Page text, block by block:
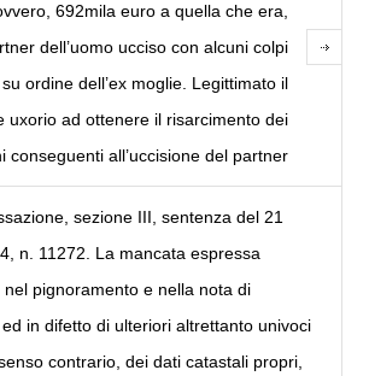
692mila euro a quella che era,
dell’uomo ucciso con alcuni colpi
ordine dell’ex moglie. Legittimato il
uxorio ad ottenere il risarcimento dei
conseguenti all’uccisione del partner
sezione III, sentenza del 21
n. 11272. La mancata espressa
nel pignoramento e nella nota di
in difetto di ulteriori altrettanto univoci
contrario, dei dati catastali propri,